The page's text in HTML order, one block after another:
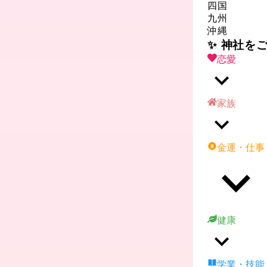
四国
九州
沖縄
✨ 神社を
恋愛
家族
金運・仕事
健康
学業・技能